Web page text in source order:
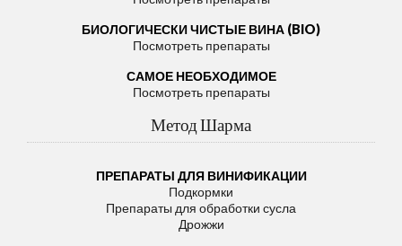
БИОЛОГИЧЕСКИ ЧИСТЫЕ ВИНА (BIO)
Посмотреть препараты
САМОЕ НЕОБХОДИМОЕ
Посмотреть препараты
Метод Шарма
ПРЕПАРАТЫ ДЛЯ ВИНИФИКАЦИИ
Подкормки
Препараты для обработки сусла
Дрожжи